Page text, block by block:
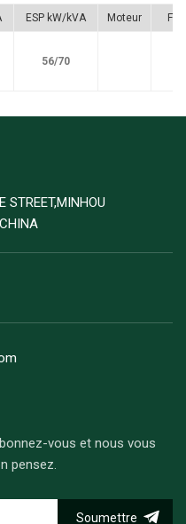
ESP kW/kVA Moteur
56/70
STREET,MINHOU
vous et nous vous
pensez.
Soumettre